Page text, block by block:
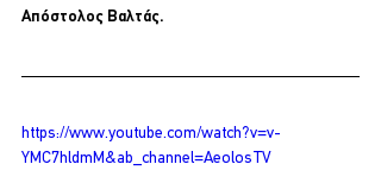
Απόστολος Βαλτάς.
https://www.youtube.com/watch?v=v-
YMC7hldmM&ab_channel=AeolosTV